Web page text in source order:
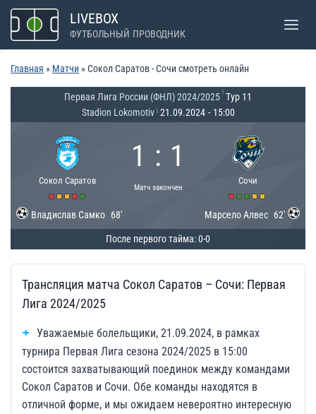
Перейти
содержимому
LIVEBOX
ФУТБОЛЬНЫЙ ПРОВОДНИК
Главная » Матчи »Сокол Саратов - Сочи смотреть онлайн
Первая Лига России (ФНЛ) 2024/2025 Тур 11
Stadion Lokomotiv 21.09.2024 - 15:00
Сокол Саратов
1 : 1
Матч закончен
Сочи
Владислав Самко 68' Марсело Алвес 62'
После первого тайма: 0-0
Трансляция матча Сокол Саратов – Сочи: Первая
Лига 2024/2025
Уважаемые болельщики, 21.09.2024, в рамках
турнира Первая Лига сезона 2024/2025 в 15:00
состоится захватывающий поединок между командами
Сокол Саратов и Сочи. Обе команды находятся в
отличной форме, и мы ожидаем невероятно интересную